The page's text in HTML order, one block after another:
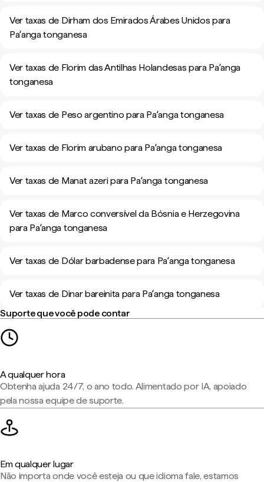
Ver taxas de Dirham dos Emirados Árabes Unidos para
Paʻanga tonganesa
Ver taxas de Florim das Antilhas Holandesas para Paʻanga
tonganesa
Ver taxas de Peso argentino para Paʻanga tonganesa
Ver taxas de Florim arubano para Paʻanga tonganesa
Ver taxas de Manat azeri para Paʻanga tonganesa
Ver taxas de Marco conversível da Bósnia e Herzegovina
para Paʻanga tonganesa
Ver taxas de Dólar barbadense para Paʻanga tonganesa
Ver taxas de Dinar bareinita para Paʻanga tonganesa
Suporte que você pode contar
A qualquer hora
Obtenha ajuda 24/7, o ano todo. Alimentado por IA, apoiado
pela nossa equipe de suporte.
Em qualquer lugar
Não importa onde você esteja ou que idioma fale, estamos